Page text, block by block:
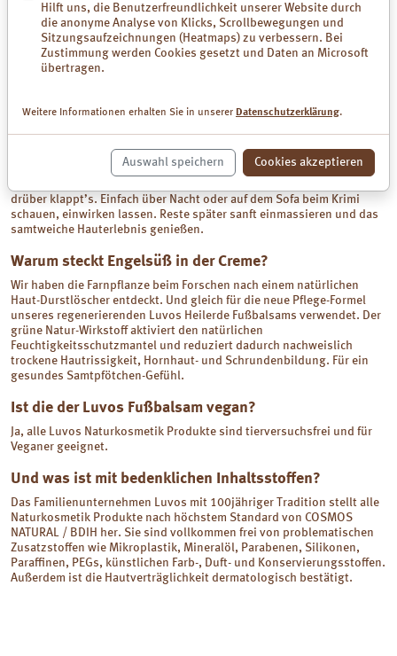
Hilft der Luvos Balsam auch gegen schwitzige Füße?
Ja, der innovative Pflege-Komplex aus Myrrhe, Zitronenverbene mit
unserer naturreinen Heilerde wirkt wunderbar desodorierend,
neutralisiert Gerüche, saugt schwitzige Feuchtigkeit auf, belebt und
Bakterien, entgiftet und verwöhnt zusätzlich.
drüber klappt’s. Einfach über Nacht oder auf dem Sofa beim Krimi
schauen, einwirken lassen. Reste später sanft einmassieren und das
samtweiche Hauterlebnis genießen.
Warum steckt Engelsüß in der Creme?
Wir haben die Farnpflanze beim Forschen nach einem natürlichen
Haut-Durstlöscher entdeckt. Und gleich für die neue Pflege-Formel
unseres regenerierenden Luvos Heilerde Fußbalsams verwendet. Der
grüne Natur-Wirkstoff aktiviert den natürlichen
Feuchtigkeitsschutzmantel und reduziert dadurch nachweislich
trockene Hautrissigkeit, Hornhaut- und Schrundenbildung. Für ein
gesundes Samtpfötchen-Gefühl.
Ist die der Luvos Fußbalsam vegan?
Ja, alle Luvos Naturkosmetik Produkte sind tierversuchsfrei und für
Veganer geeignet.
Und was ist mit bedenklichen Inhaltsstoffen?
Das Familienunternehmen Luvos mit 100jähriger Tradition stellt alle
Naturkosmetik Produkte nach höchstem Standard von COSMOS
NATURAL / BDIH her. Sie sind vollkommen frei von problematischen
Zusatzstoffen wie Mikroplastik, Mineralöl, Parabenen, Silikonen,
Paraffinen, PEGs, künstlichen Farb-, Duft- und Konservierungsstoffen.
Außerdem ist die Hautverträglichkeit dermatologisch bestätigt.
Hilft uns, die Benutzerfreundlichkeit unserer Website durch
die anonyme Analyse von Klicks, Scrollbewegungen und
Sitzungsaufzeichnungen (Heatmaps) zu verbessern. Bei
Zustimmung werden Cookies gesetzt und Daten an Microsoft
übertragen.
Weitere Informationen erhalten Sie in unserer Datenschutzerklärung.
Auswahl speichern Cookies akzeptieren